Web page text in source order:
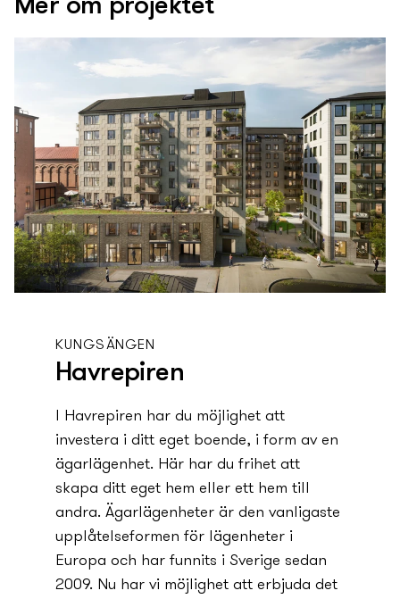
Mer om projektet
KUNGSÄNGEN
Havrepiren
I Havrepiren har du möjlighet att
investera i ditt eget boende, i form av en
ägarlägenhet. Här har du frihet att
skapa ditt eget hem eller ett hem till
andra. Ägarlägenheter är den vanligaste
upplåtelseformen för lägenheter i
Europa och har funnits i Sverige sedan
2009. Nu har vi möjlighet att erbjuda det